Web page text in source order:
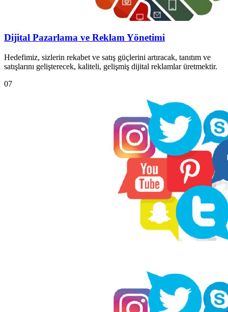
Dijital Pazarlama ve Reklam Yönetimi
Hedefimiz, sizlerin rekabet ve satış güçlerini artıracak, tanıtım ve
satışlarını gelişterecek, kaliteli, gelişmiş dijital reklamlar üretmektir.
07